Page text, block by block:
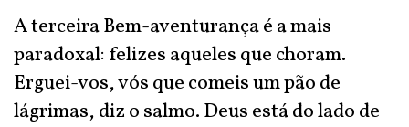
A terceira Bem-aventurança é a mais
paradoxal: felizes aqueles que choram.
Erguei-vos, vós que comeis um pão de
lágrimas, diz o salmo. Deus está do lado de